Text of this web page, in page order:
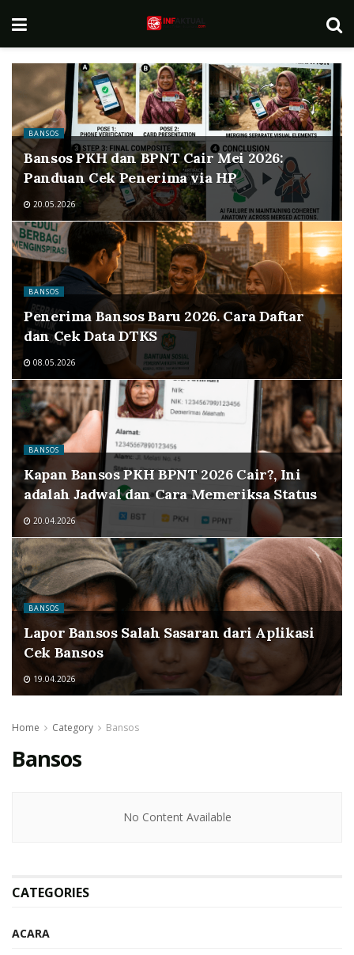
BANSOS
Bansos PKH dan BPNT Cair Mei 2026:
Panduan Cek Penerima via HP
20.05.2026
BANSOS
Penerima Bansos Baru 2026. Cara Daftar
dan Cek Data DTKS
08.05.2026
BANSOS
Kapan Bansos PKH BPNT 2026 Cair?, Ini
adalah Jadwal dan Cara Memeriksa Status
20.04.2026
BANSOS
Lapor Bansos Salah Sasaran dari Aplikasi
Cek Bansos
19.04.2026
Home Category Bansos
Bansos
No Content Available
CATEGORIES
ACARA